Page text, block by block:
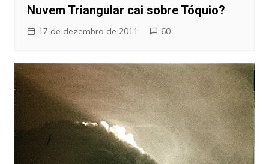
Nuvem Triangular cai sobre Tóquio?
17 de dezembro de 2011 60